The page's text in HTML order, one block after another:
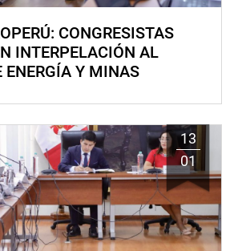
CONGRESISTAS
INTERPELACIÓN AL
ENERGÍA Y MINAS
13
01